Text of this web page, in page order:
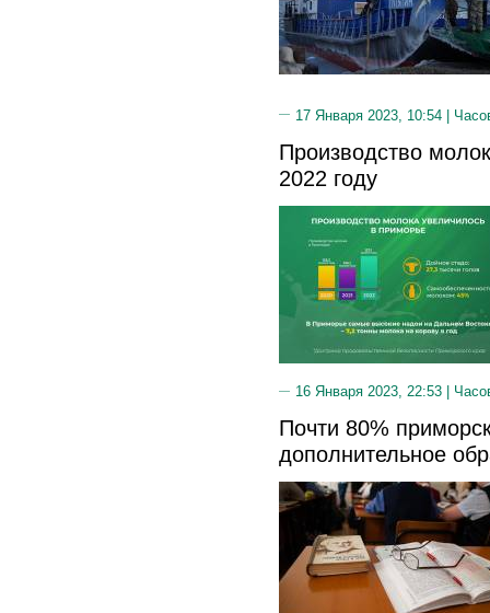
17 Января 2023, 10:54 |
Производство
2022 году
16 Января 2023, 22:53 |
Почти 80%
дополнительное